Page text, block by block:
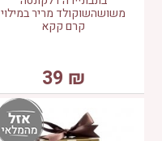
משושהשוקולד מריר במילוי
קרם קקא
₪
39